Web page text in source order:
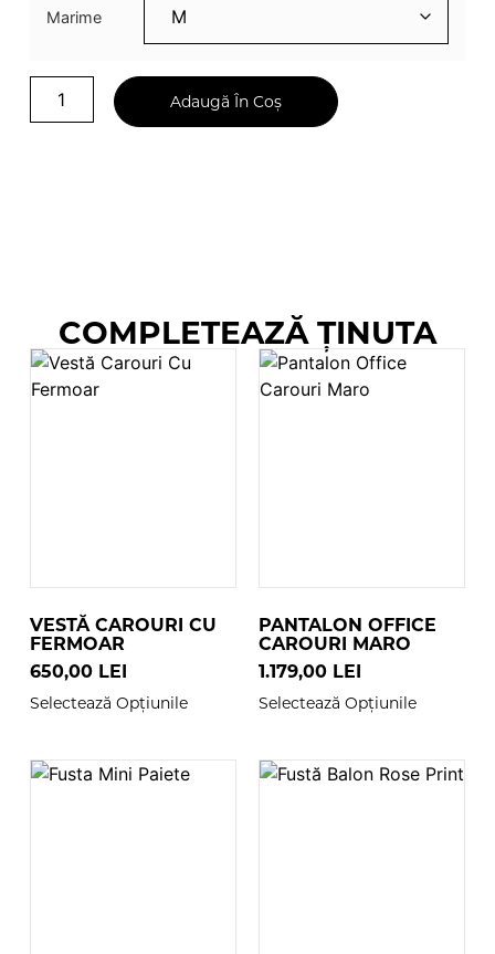
Marime
Adaugă În Coș
COMPLETEAZĂ ȚINUTA
VESTĂ CAROURI CU
FERMOAR
650,00 LEI
Selectează Opțiunile
PANTALON OFFICE
CAROURI MARO
1.179,00 LEI
Selectează Opțiunile